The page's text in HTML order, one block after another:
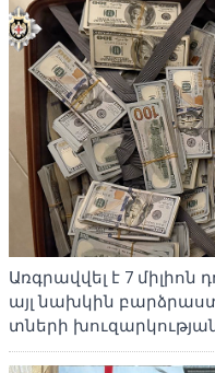
Առգրավվել է 7 միլիոն
այլ նախկին
տների